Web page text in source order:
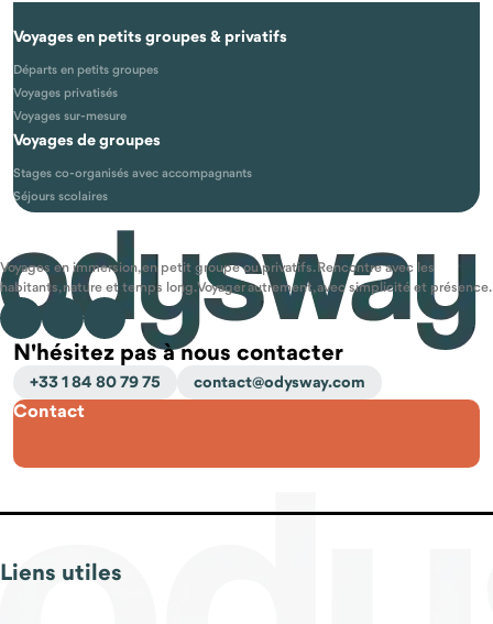
Voyages en petits groupes & privatifs
Départs en petits groupes
Voyages privatisés
Voyages sur-mesure
Voyages de groupes
Stages co-organisés avec accompagnants
Séjours scolaires
Voyages en immersion, en petit groupe ou privatifs. Rencontre avec les
habitants, nature et temps long. Voyager autrement, avec simplicité et présence.
N'hésitez pas à nous contacter
+33 1 84 80 79 75 contact@odysway.com
Contact
Liens utiles